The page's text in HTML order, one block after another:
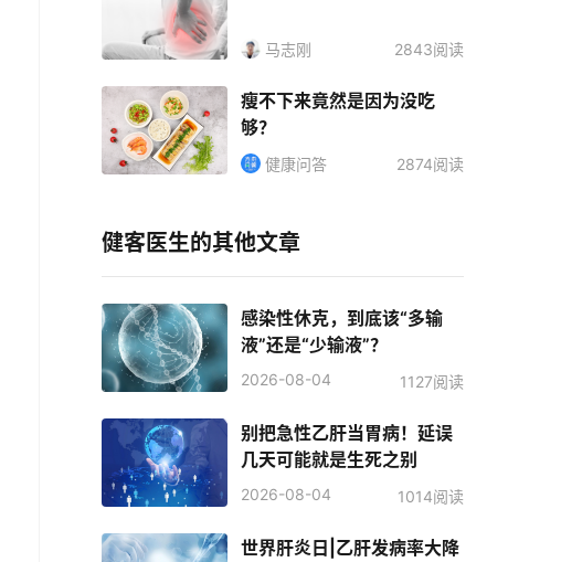
马志刚 2843阅读
瘦不下来竟然是因为没吃
够？
健康问答 2874阅读
健客医生的其他文章
感染性休克，到底该“多输
液”还是“少输液”？
2026-08-04 1127阅读
别把急性乙肝当胃病！延误
几天可能就是生死之别
2026-08-04 1014阅读
世界肝炎日|乙肝发病率大降